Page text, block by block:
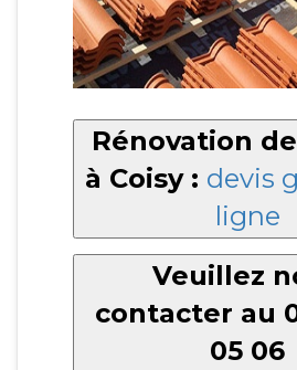
Rénovation
à Coisy : devis
ligne
Veuillez
contacter au
05 06